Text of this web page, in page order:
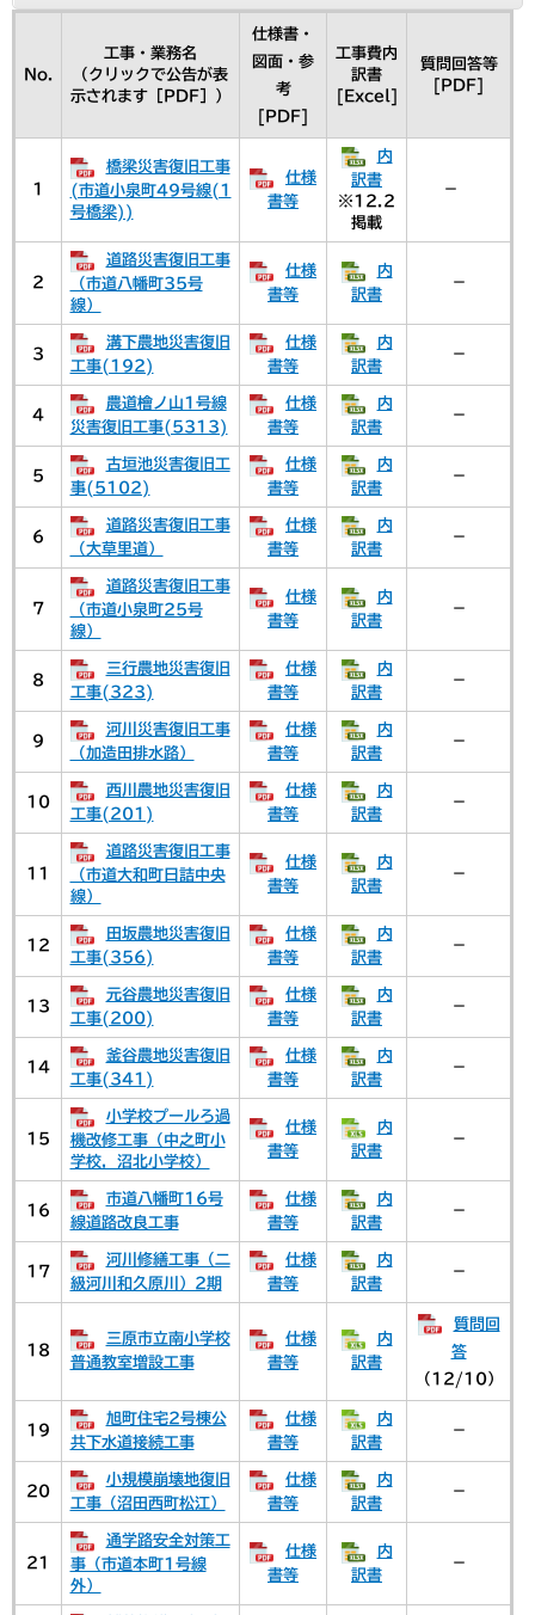
No.
工事・業務名
（クリックで公告が表
示されます［PDF］）
仕様書・
図面・参
考
[PDF]
工事費内
訳書
[Excel]
質問回答等
[PDF]
1
橋梁災害復旧工事
(市道小泉町49号線(1
号橋梁))
仕様
書等
内
訳書
※12.2
掲載
－
2
道路災害復旧工事
（市道八幡町35号
線）
仕様
書等
内
訳書
－
3
溝下農地災害復旧
工事(192)
仕様
書等
内
訳書
－
4
農道檜ノ山1号線
災害復旧工事(5313)
仕様
書等
内
訳書
－
5
古垣池災害復旧工
事(5102)
仕様
書等
内
訳書
－
6
道路災害復旧工事
（大草里道）
仕様
書等
内
訳書
－
7
道路災害復旧工事
（市道小泉町25号
線）
仕様
書等
内
訳書
－
8
三行農地災害復旧
工事(323)
仕様
書等
内
訳書
－
9
河川災害復旧工事
（加造田排水路）
仕様
書等
内
訳書
－
10
西川農地災害復旧
工事(201)
仕様
書等
内
訳書
－
11
道路災害復旧工事
（市道大和町日詰中央
線）
仕様
書等
内
訳書
－
12
田坂農地災害復旧
工事(356)
仕様
書等
内
訳書
－
13
元谷農地災害復旧
工事(200)
仕様
書等
内
訳書
－
14
釜谷農地災害復旧
工事(341)
仕様
書等
内
訳書
－
15
小学校プールろ過
機改修工事（中之町小
学校，沼北小学校）
仕様
書等
内
訳書
－
16
市道八幡町16号
線道路改良工事
仕様
書等
内
訳書
－
17
河川修繕工事（二
級河川和久原川）2期
仕様
書等
内
訳書
－
18
三原市立南小学校
普通教室増設工事
仕様
書等
内
訳書
質問回
答
（12/10）
19
旭町住宅2号棟公
共下水道接続工事
仕様
書等
内
訳書
－
20
小規模崩壊地復旧
工事（沼田西町松江）
仕様
書等
内
訳書
－
21
通学路安全対策工
事（市道本町1号線
外）
仕様
書等
内
訳書
－